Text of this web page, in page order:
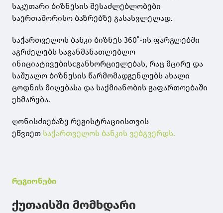
საკუთარი ბიზნესის შესაძლებლობები
საერთაშორისო ბაზრებზე გასასვლელად.
საქართველოს ბანკი ბიზნეს 360˚-ის ფარგლებში
აგრძელებს საგანმანათლებლო
ინიციატივებისcგანხორციელებას, რაც მცირე და
საშუალო ბიზნესის წარმომადგენლებს ახალი
ცოდნის მიღებასა და საქმიანობის გაფართოებაში
ეხმარება.
ღონისძიებაზე რეგისტრაციისთვის
ეწვიეთ საქართველოს ბანკის ვებგვერდს.
რეგიონები
ქუთაისში მომხდარი